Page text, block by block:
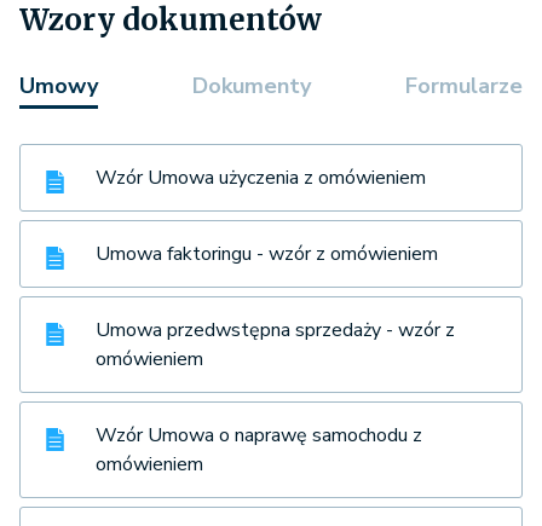
Wzory dokumentów
Umowy Dokumenty Formularze
Wzór Umowa użyczenia z omówieniem
Umowa faktoringu - wzór z omówieniem
Umowa przedwstępna sprzedaży - wzór z
omówieniem
Wzór Umowa o naprawę samochodu z
omówieniem